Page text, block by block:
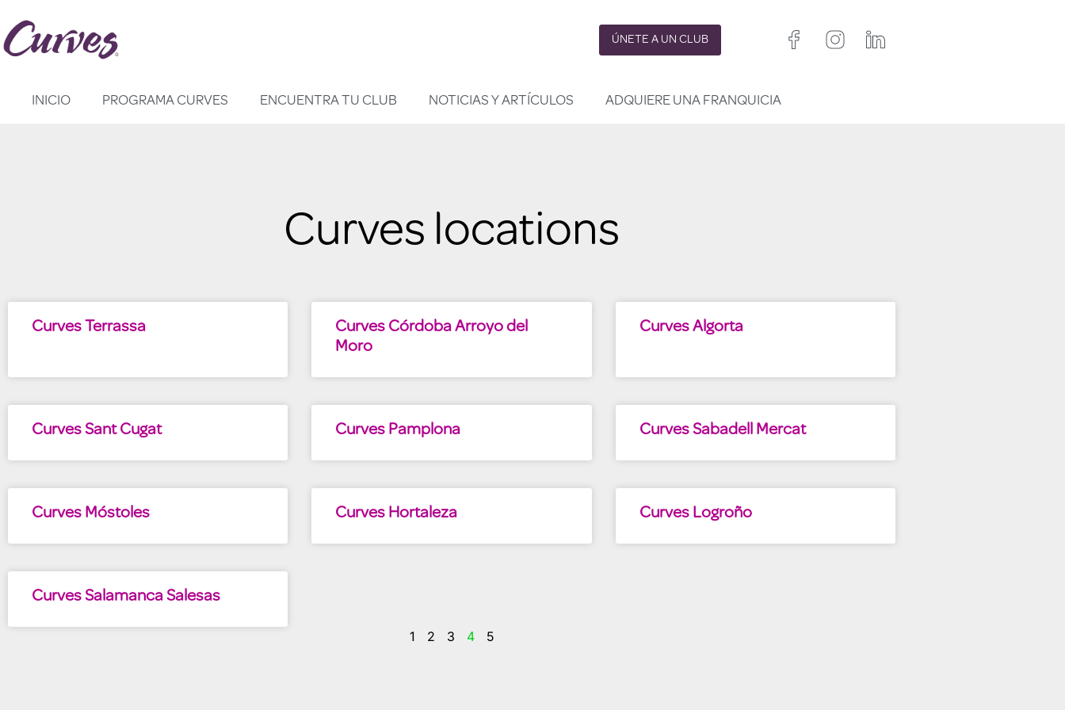
Saltar
ÚNETE A UN CLUB
INICIO PROGRAMA CURVES ENCUENTRA TU CLUB NOTICIAS Y ARTÍCULOS ADQUIERE UNA FRANQUICIA
Curves locations
Curves Terrassa
Curves Córdoba Arroyo del
Moro
Curves Algorta
Curves Sant Cugat Curves Pamplona Curves Sabadell Mercat
Curves Móstoles Curves Hortaleza Curves Logroño
Curves Salamanca Salesas
1 2 3 4 5